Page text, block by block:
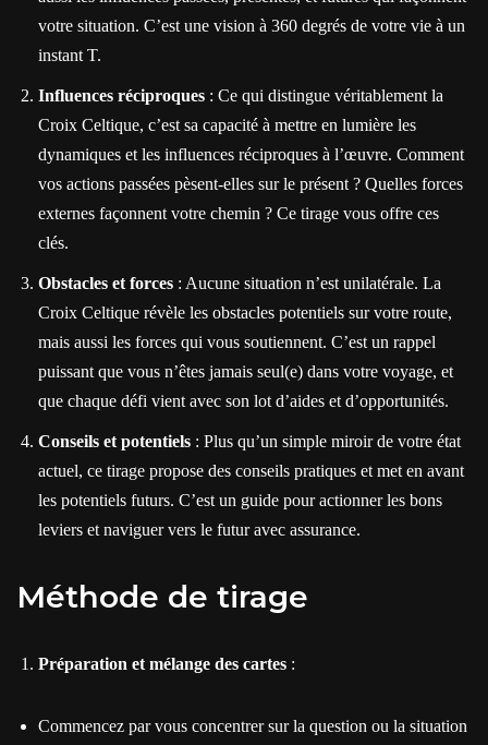
votre situation. C’est une vision à 360 degrés de votre vie à un
instant T.
Influences réciproques : Ce qui distingue véritablement la
Croix Celtique, c’est sa capacité à mettre en lumière les
dynamiques et les influences réciproques à l’œuvre. Comment
vos actions passées pèsent-elles sur le présent ? Quelles forces
externes façonnent votre chemin ? Ce tirage vous offre ces
clés.
Obstacles et forces : Aucune situation n’est unilatérale. La
Croix Celtique révèle les obstacles potentiels sur votre route,
mais aussi les forces qui vous soutiennent. C’est un rappel
puissant que vous n’êtes jamais seul(e) dans votre voyage, et
que chaque défi vient avec son lot d’aides et d’opportunités.
Conseils et potentiels : Plus qu’un simple miroir de votre état
actuel, ce tirage propose des conseils pratiques et met en avant
les potentiels futurs. C’est un guide pour actionner les bons
leviers et naviguer vers le futur avec assurance.
Méthode de tirage
Préparation et mélange des cartes :
Commencez par vous concentrer sur la question ou la situation